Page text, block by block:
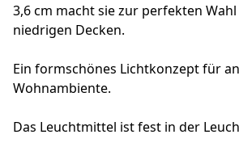
3,6 cm macht sie zur perfekten
niedrigen Decken.
Ein formschönes Lichtkonzept für
Wohnambiente.
Das Leuchtmittel ist fest in der